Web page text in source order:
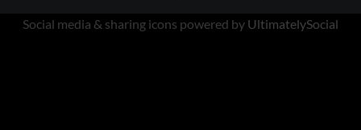
Social media & sharing icons powered by UltimatelySocial